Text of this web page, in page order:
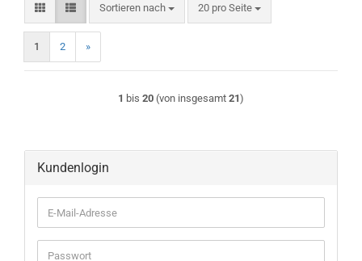
Sortieren nach
Sortieren nach 20 pro Seite
pro Seite
1 2 »
1 bis 20 (von insgesamt 21)
Kundenlogin
E-
Mail-
Adresse
Passwort